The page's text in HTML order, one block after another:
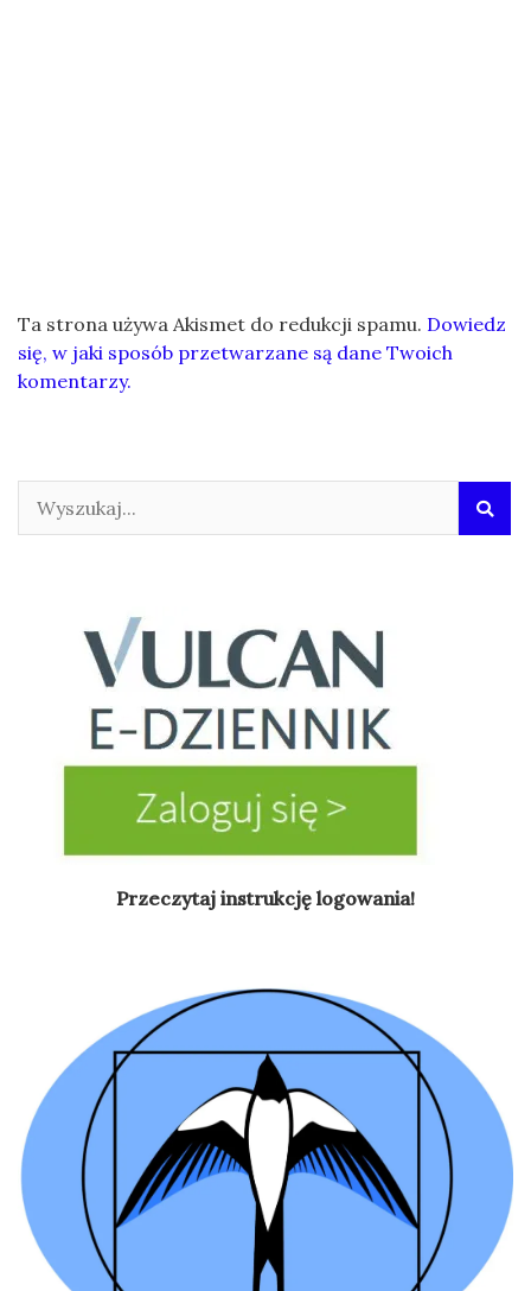
Ta strona używa Akismet do redukcji spamu. Dowiedz
się, w jaki sposób przetwarzane są dane Twoich
komentarzy.
Przeczytaj instrukcję logowania!